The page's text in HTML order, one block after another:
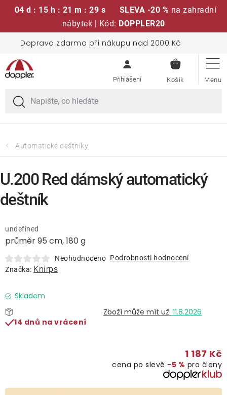
04 d : 15 h : 21 m : 28 s SLEVA -20 % na zahradní
nábytek | Kód: DOPPLER20
obsah
Doprava zdarma při nákupu nad 2000 Kč
KOŠÍK
Sedací soupravy
Slunečníky
Křesla a židle
Lavice a houpačky
Lehátka
Doplňky
Deštníky
Gastro produkty
Automatické deštníky
průměr 95 cm, 180 g
undefined
Neohodnoceno Podrobnosti hodnocení
Značka: Knirps
Skladem
11.8.2026
14 dnů na vrácení
1 187 Kč
cena po slevě −5 % pro členy
U.200 Red dámský automatický
deštník